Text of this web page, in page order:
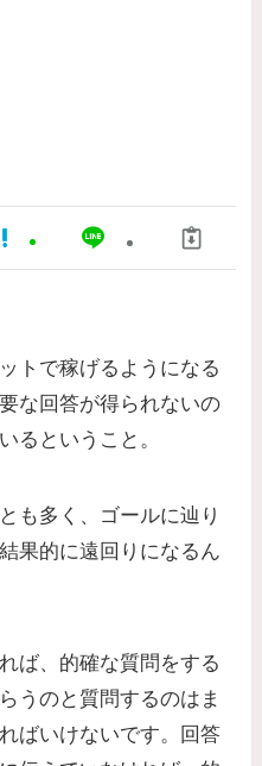
トで稼げるようになる
な回答が得られないの
るということ。
も多く、ゴールに辿り
果的に遠回りになるん
ば、的確な質問をする
うのと質問するのはま
ばいけないです。回答